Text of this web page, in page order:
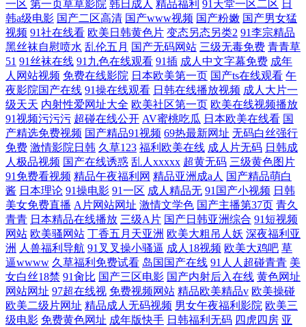
一区 第一页草草影院 韩日成人 精品福利 91天堂一区二区 日
韩a级电影 国产二区高清 国产www视频 国产粉嫩 国产男女猛
视频 91社在线看 欧美日韩黄色片 变态另态另类2 91李宗精品
黑丝袜自慰喷水 乱伦五月 国产无码网站 三级无毒免费 青青草
51 91丝袜在线 91九色在线观看 91插 成人中文字幕免费 成年
人网站视频 免费在线影院 日本欧美第一页 国产ts在线观看 午
夜影院国产在线 91操在线观看 日韩在线播放视频 成人大片一
级天天 内射性爱网址大全 欧美社区第一页 欧美在线视频播放
91视频污污污 超碰在线公开 AV蜜桃吃瓜 日本欧美在线看 国
产精选免费视频 国产精品91视频 69热最新网址 无码白丝强行
免费 激情影院日韩 久草123 福利欧美在线 成人片无码 日韩成
人极品视频 国产在线诱惑 乱人xxxxx 超黄无码 三级黄色图片
91免费看视频 精品午夜福利网 精品亚洲成a人 国产精品萌白
酱 日本理论 91操电影 91一区 成人精品无 91国产小视频 日韩
美女免费直播 A片网站网址 激情文学色 国产主播第37页 青久
青青 日本精品在线播放 三级A片 国产日韩亚洲综合 91短视频
网站 欧美骚网站 丁香五月天亚洲 欧美大粗吊人妖 深夜福利亚
洲 人兽福利导航 91叉叉操小骚逼 成人18视频 欧美大鸡吧 草
逼wwww 久草福利免费试看 岛国国产在线 91人人超碰青青 美
女白丝18禁 91肏比 国产三区电影 国产内射后入在线 黄色网址
网站网址 97超在线视 免费视频网站 精品欧美精品v 欧美操碰
欧美二级片网址 精品成人无码视频 男女午夜福利影院 欧美三
级电影 免费黄色网址 成年版快手 日韩福利无码 四虎四房 亚